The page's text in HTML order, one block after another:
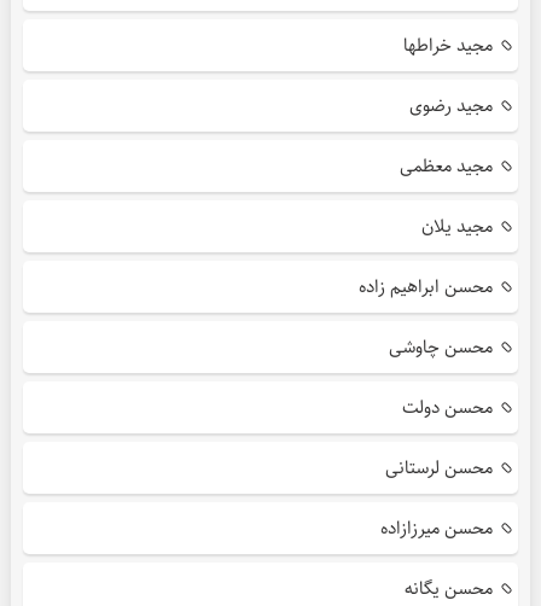
مجید خراطها
مجید رضوی
مجید معظمی
مجید یلان
محسن ابراهیم زاده
محسن چاوشی
محسن دولت
محسن لرستانی
محسن میرزازاده
محسن یگانه